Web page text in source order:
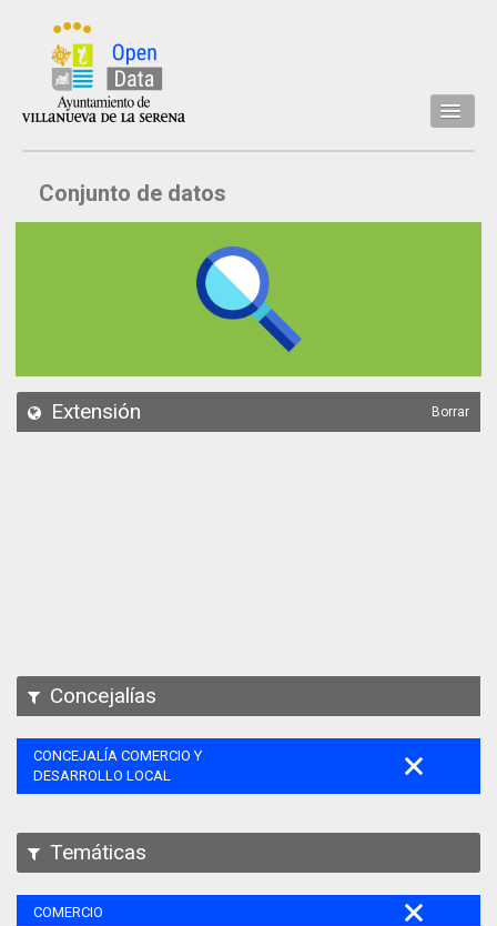
Inicio
Datos
API
Conjunto de datos
Extensión Borrar
Concejalías
CONCEJALÍA COMERCIO Y
DESARROLLO LOCAL
Temáticas
COMERCIO